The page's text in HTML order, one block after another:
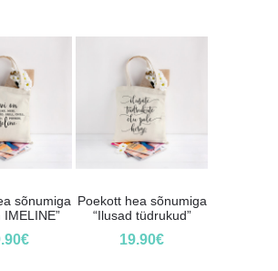
sõnumiga
IMELINE”
€
Poekott hea sõnumiga
“Ilusad tüdrukud”
19.90€